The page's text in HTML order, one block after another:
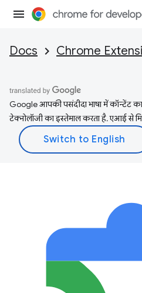
Docs Chrome
Google आपकी पसंदीदा भाषा में कॉन्टेंट
टेक्नोलॉजी का इस्तेमाल करता है. एआई से